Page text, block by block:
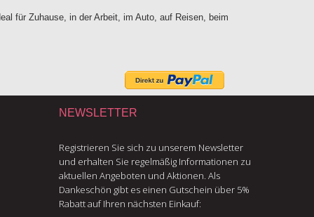
für Zuhause, in der Arbeit, im Auto, auf Reisen, beim
NEWSLETTER
Registrieren Sie sich zu unserem Newsletter
und erhalten Sie regelmäßig Informationen zu
aktuellen Angeboten und Aktionen. Als
Dankeschön gibt es einen Gutschein über 5%
Rabatt auf Ihren nächsten Einkauf: